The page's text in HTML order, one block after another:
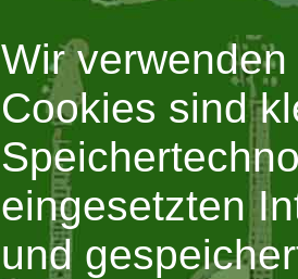
Wir
Cookies sind
eingesetzten
und